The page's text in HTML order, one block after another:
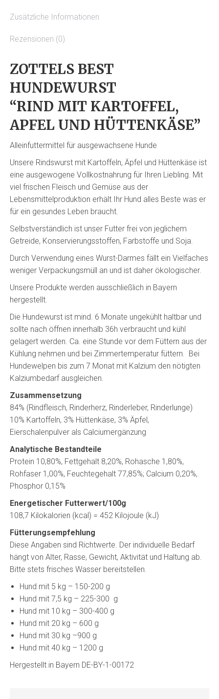
Zusätzliche Informationen
Rezensionen (0)
ZOTTELS BEST
HUNDEWURST
“RIND MIT KARTOFFEL,
APFEL UND HÜTTENKÄSE”
Alleinfuttermittel für ausgewachsene Hunde
Unsere Rindswurst mit Kartoffeln, Äpfel und Hüttenkäse ist
eine ausgewogene Vollkostnahrung für Ihren Liebling. Mit
viel frischen Fleisch und Gemüse aus der
Lebensmittelproduktion erhält Ihr Hund alles Beste was er
für ein gesundes Leben braucht.
Selbstverständlich ist unser Futter frei von jeglichem
Getreide, Konservierungsstoffen, Farbstoffe und Soja.
Durch Verwendung eines Wurst-Darmes fällt ein Vielfaches
weniger Verpackungsmüll an und ist daher ökologischer.
Unsere Produkte werden ausschließlich in Bayern
hergestellt.
Die Hundewurst ist mind. 6 Monate ungekühlt haltbar und
sollte nach öffnen innerhalb 36h verbraucht und kühl
gelagert werden. Ca. eine Stunde vor dem Füttern aus der
Kühlung nehmen und bei Zimmertemperatur füttern. Bei
Hundewelpen bis zum 7 Monat mit Kalzium den nötigten
Kalziumbedarf ausgleichen.
Zusammensetzung
84% (Rindfleisch, Rinderherz, Rinderleber, Rinderlunge)
10% Kartoffeln, 3% Hüttenkäse, 3% Äpfel,
Eierschalenpulver als Calciumergänzung
Analytische Bestandteile
Protein 10,80%, Fettgehalt 8,20%, Rohasche 1,80%,
Rohfaser 1,00%, Feuchtegehalt 77,85%; Calcium 0,20%,
Phosphor 0,15%
Energetischer Futterwert/100g
108,7 Kilokalorien (kcal) = 452 Kilojoule (kJ)
Fütterungsempfehlung
Diese Angaben sind Richtwerte. Der individuelle Bedarf
hängt von Alter, Rasse, Gewicht, Aktivität und Haltung ab.
Bitte stets frisches Wasser bereitstellen.
Hund mit 5 kg – 150-200 g
Hund mit 7,5 kg – 225-300 g
Hund mit 10 kg – 300-400 g
Hund mit 20 kg – 600 g
Hund mit 30 kg –900 g
Hund mit 40 kg – 1200 g
Hergestellt in Bayern DE-BY-1-00172